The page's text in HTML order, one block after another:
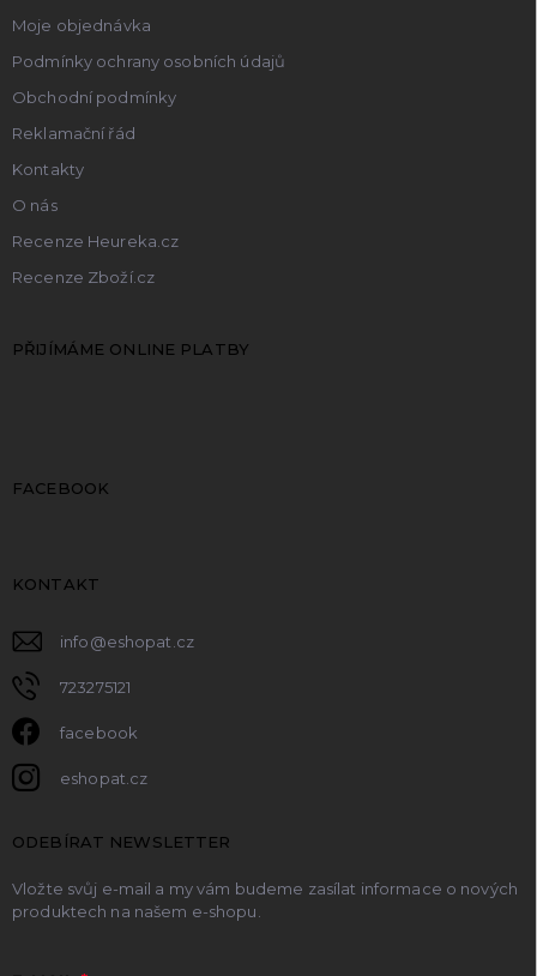
Moje objednávka
Podmínky ochrany osobních údajů
Obchodní podmínky
Reklamační řád
Kontakty
O nás
Recenze Heureka.cz
Recenze Zboží.cz
PŘIJÍMÁME ONLINE PLATBY
FACEBOOK
KONTAKT
info@eshopat.cz
723275121
facebook
eshopat.cz
ODEBÍRAT NEWSLETTER
Vložte svůj e-mail a my vám budeme zasílat informace o nových
produktech na našem e-shopu.